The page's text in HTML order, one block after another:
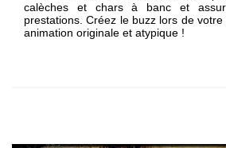
calèches et chars à banc et
prestations. Créez le buzz lors de
animation originale et atypique !